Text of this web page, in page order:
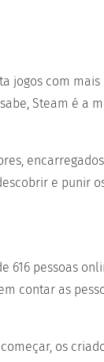
jogos com mais
Steam é a
e punir
616 pessoas
contar as
os